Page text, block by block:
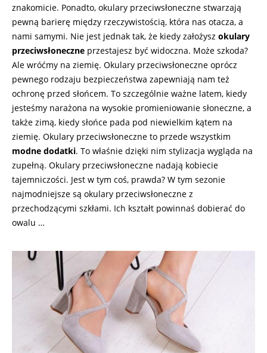
znakomicie. Ponadto, okulary przeciwsłoneczne stwarzają
pewną barierę między rzeczywistością, która nas otacza, a
nami samymi. Nie jest jednak tak, że kiedy założysz okulary
przeciwsłoneczne przestajesz być widoczna. Może szkoda?
Ale wróćmy na ziemię. Okulary przeciwsłoneczne oprócz
pewnego rodzaju bezpieczeństwa zapewniają nam też
ochronę przed słońcem. To szczególnie ważne latem, kiedy
jesteśmy narażona na wysokie promieniowanie słoneczne, a
także zimą, kiedy słońce pada pod niewielkim kątem na
ziemię. Okulary przeciwsłoneczne to przede wszystkim
modne dodatki. To właśnie dzięki nim stylizacja wygląda na
zupełną. Okulary przeciwsłoneczne nadają kobiecie
tajemniczości. Jest w tym coś, prawda? W tym sezonie
najmodniejsze są okulary przeciwsłoneczne z
przechodzącymi szkłami. Ich kształt powinnaś dobierać do
owalu …